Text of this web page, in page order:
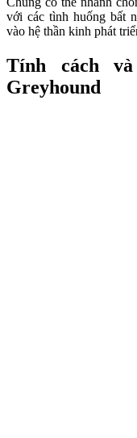
với các tình huống bất
vào hệ thần kinh phát
Tính cách
Greyhound